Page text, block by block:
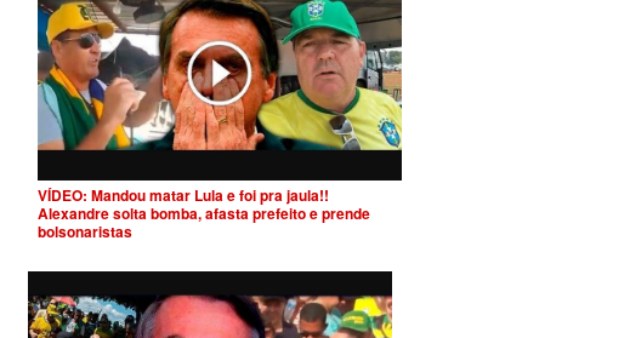
VÍDEO: Mandou matar Lula e foi pra jaula!!
Alexandre solta bomba, afasta prefeito e prende
bolsonaristas